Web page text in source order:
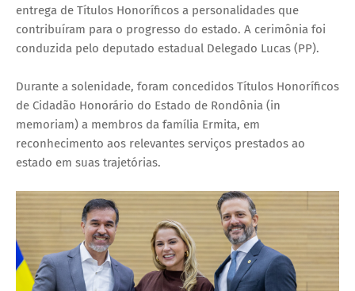
entrega de Títulos Honoríficos a personalidades que
contribuíram para o progresso do estado. A cerimônia foi
conduzida pelo deputado estadual Delegado Lucas (PP).
Durante a solenidade, foram concedidos Títulos Honoríficos
de Cidadão Honorário do Estado de Rondônia (in
memoriam) a membros da família Ermita, em
reconhecimento aos relevantes serviços prestados ao
estado em suas trajetórias.